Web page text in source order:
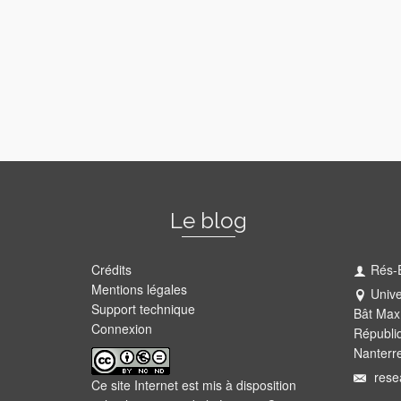
Le blog
Crédits
Mentions légales
Support technique
Connexion
Ce site Internet est mis à disposition
Rés-
Bât